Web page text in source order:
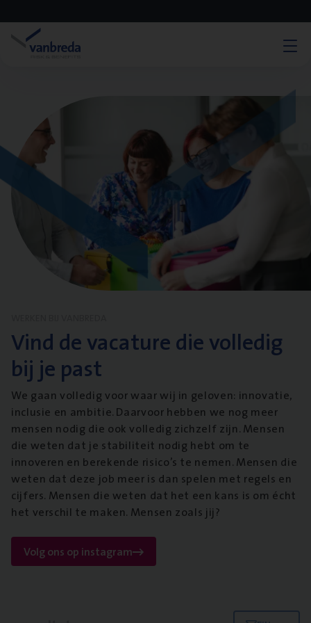
Vind de vacature die volledig
bij je past
We gaan volledig voor waar wij in geloven: innovatie,
inclusie en ambitie. Daarvoor hebben we nog meer
mensen nodig die ook volledig zichzelf zijn. Mensen
die weten dat je stabiliteit nodig hebt om te
innoveren en berekende risico’s te nemen. Mensen die
weten dat deze job meer is dan spelen met regels en
cijfers. Mensen die weten dat het een kans is om écht
het verschil te maken. Mensen zoals jij?
Volg ons op instagram